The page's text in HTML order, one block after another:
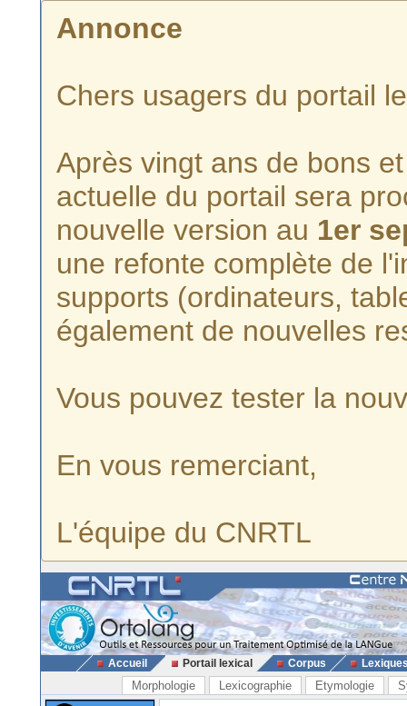
Annonce
Chers usagers du portail
Après vingt ans de bons
actuelle du portail sera
nouvelle version au 1er
une refonte complète de
supports (ordinateurs,
également de nouvelles
Vous pouvez tester la
En vous remerciant,
L'équipe du CNRTL
Accueil Portail lexical Corpus
Morphologie Lexicographie Etymologie